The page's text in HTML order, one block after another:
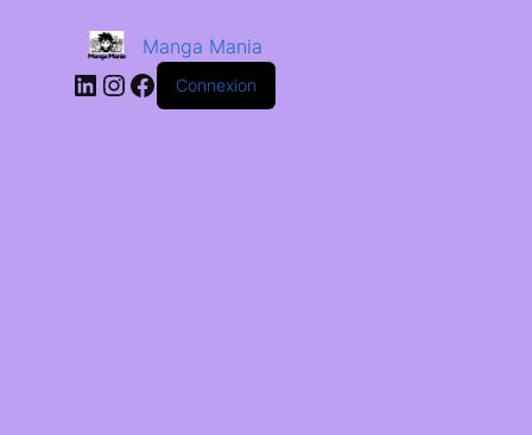
Manga Mania
Connexion